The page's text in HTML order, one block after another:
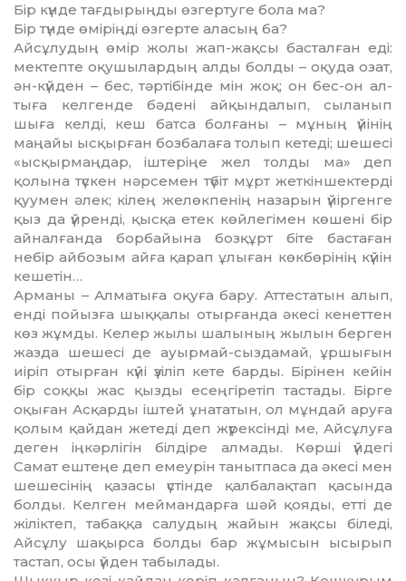
Бір күнде тағдырыңды өзгер­ту­ге бола ма?
Бір түнде өміріңді өзгерте ала­­сың ба?
Айсұлудың өмір жолы жап-жақ­­сы басталған еді:
мектепте оқу­­шылардың алды болды – оқу­­да озат,
ән-күйден – бес, тәр­­ті­бін­де мін жоқ; он бес-он ал­
тыға кел­генде бәдені ай­қын­да­лып, сыланып
шыға келді, кеш батса болғаны – мұның үйі­нің
маңайы ысқырған бозбалаға то­лып кетеді; шешесі
«ысқыр­маң­дар, іштеріңе жел толды ма» деп
қолына түскен нә­р­­семен тү­біт мұрт жеткін­шек­тер­ді
қуумен әлек; кілең желөк­пе­нің назарын үйіргенге
қыз да үй­ренді, қысқа етек көйлегімен кө­шені бір
ай­нал­ғанда борбайына бозқұрт біте бас­таған
небір ай­бо­зым айға қа­рап ұлыған көк­бө­рі­нің күйін
кешетін…
Арманы – Алматыға оқуға ба­ру. Аттестатын алып,
енді пойыз­­ға шыққалы отырғанда әке­сі кенеттен
көз жұмды. Келер жылы шалының жылын берген
жазда шешесі де ауырмай-сыз­дамай, ұршығын
иіріп отырған күйі үзіліп кете барды. Бірінен кейін
бір соққы жас қызды есең­гіретіп тастады. Бірге
оқыған Ас­­қарды іштей ұнататын, ол мұн­­дай аруға
қолым қайдан же­теді деп жүрексінді ме, Айсұлуға
деген іңкәрлігін білдіре алмады. Көрші үйдегі
Самат ештеңе деп емеурін танытпаса да әкесі мен
ше­шесінің қазасы үстінде қалба­лақ­тап қасында
болды. Келген мей­мандарға шәй қояды, етті де
жі­ліктеп, табаққа салудың жайын жақсы біледі,
Айсұлу ша­қырса бол­ды бар жұмысын ысырып
тас­тап, осы үйден та­былады.